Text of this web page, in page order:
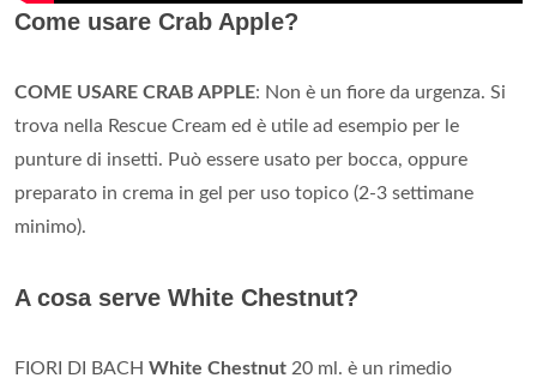
Come usare Crab Apple?
COME USARE CRAB APPLE: Non è un fiore da urgenza. Si
trova nella Rescue Cream ed è utile ad esempio per le
punture di insetti. Può essere usato per bocca, oppure
preparato in crema in gel per uso topico (2-3 settimane
minimo).
A cosa serve White Chestnut?
FIORI DI BACH White Chestnut 20 ml. è un rimedio